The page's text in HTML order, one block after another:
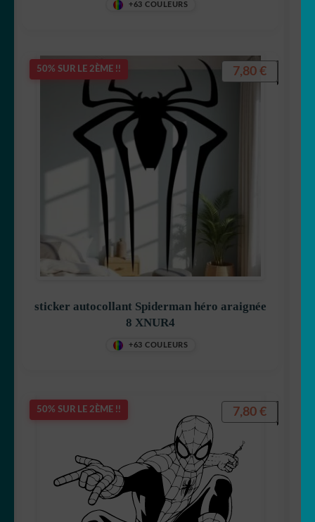
+63 COULEURS
50% SUR LE 2ÈME !!
sticker autocollant Spiderman héro araignée
8 XNUR4
+63 COULEURS
7,80 €
50% SUR LE 2ÈME !! 7,80 €